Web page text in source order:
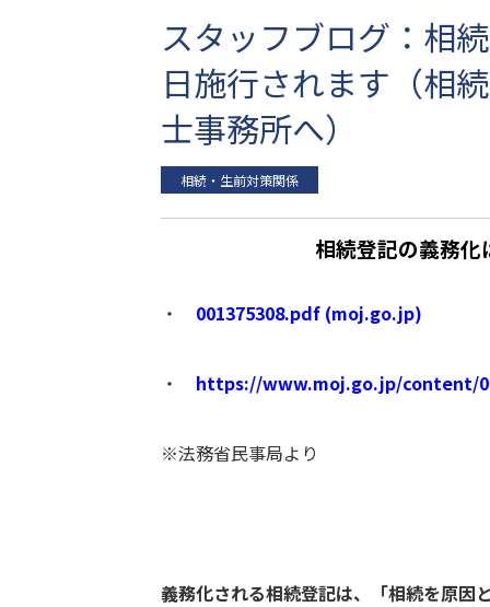
スタッフブログ：相
日施行されます（相
士事務所へ）
相続・生前対策関係
相続登記の義務化
・ 001375308.pdf (moj.go.jp)
・ https://www.moj.go.jp/content/
※法務省民事局より
義務化される相続登記は、 「相続を原因